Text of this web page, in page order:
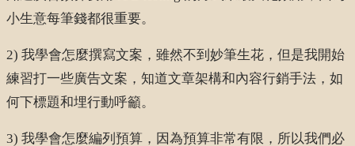
小生意每筆錢都很重要。
2) 我學會怎麼撰寫文案，雖然不到妙筆生花，但是我開始
練習打一些廣告文案，知道文章架構和內容行銷手法，如
何下標題和埋行動呼籲。
3) 我學會怎麼編列預算，因為預算非常有限，所以我們必